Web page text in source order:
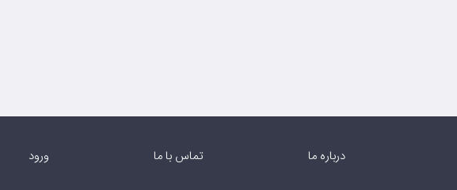
درباره ما تماس با ما ورود